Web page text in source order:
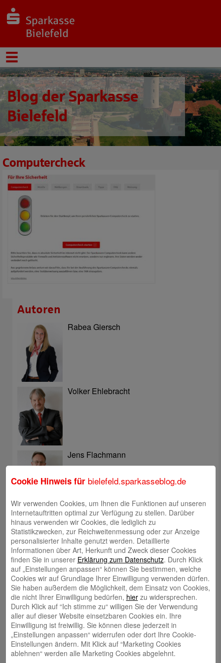
Blog der Sparkasse
Bielefeld
Computercheck
Autoren
Rabea Giersch
Volker Ehlebracht
Jens Flachmann
Christoph Kaleschke
Stephan Merkel
Rahel Neufeld
Cookie Hinweis für bielefeld.sparkasseblog.de
Wir verwenden Cookies, um Ihnen die Funktionen auf unseren
Internetauftritten optimal zur Verfügung zu stellen. Darüber
hinaus verwenden wir Cookies, die lediglich zu
Statistikzwecken, zur Reichweitenmessung oder zur Anzeige
personalisierter Inhalte genutzt werden. Detaillierte
Informationen über Art, Herkunft und Zweck dieser Cookies
finden Sie in unserer Erklärung zum Datenschutz. Durch Klick
auf „Einstellungen anpassen“ können Sie bestimmen, welche
Cookies wir auf Grundlage Ihrer Einwilligung verwenden dürfen.
Sie haben außerdem die Möglichkeit, dem Einsatz von Cookies,
die nicht Ihrer Einwilligung bedürfen, hierzu widersprechen.
Durch Klick auf “Ich stimme zu“ willigen Sie der Verwendung
aller auf dieser Website einsetzbaren Cookies ein. Ihre
Einwilligung ist freiwillig. Sie können diese jederzeit in
„Einstellungen anpassen“ widerrufen oder dort Ihre Cookie-
Einstellungen ändern. Mit Klick auf “Marketing Cookies
ablehnen“ werden alle Marketing Cookies abgelehnt.